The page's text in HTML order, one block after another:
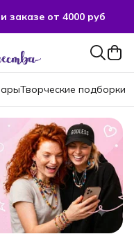
от 4000 руб
Творческие подборки